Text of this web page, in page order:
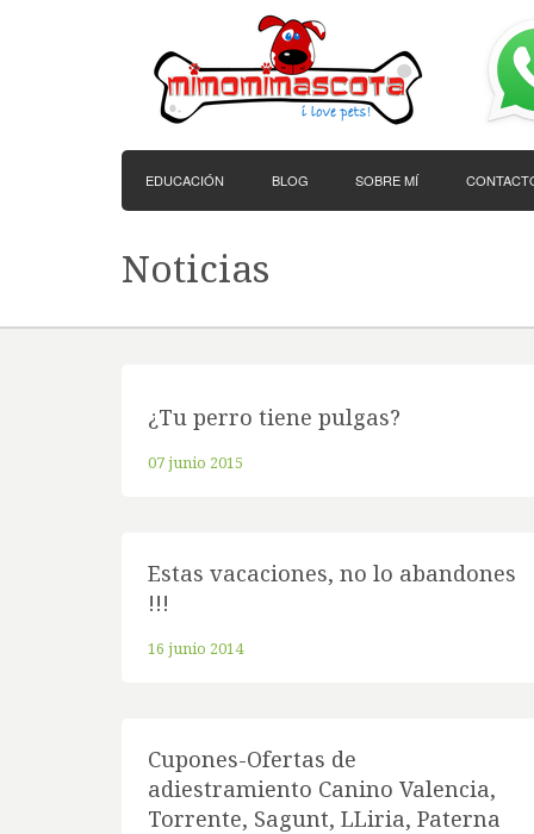
EDUCACIÓN BLOG SOBRE MÍ
Noticias
¿Tu perro tiene pulgas?
07 junio 2015
Estas vacaciones, no lo abandones
!!!
16 junio 2014
Cupones-Ofertas de
adiestramiento Canino Valencia,
Torrente, Sagunt, LLiria, Paterna